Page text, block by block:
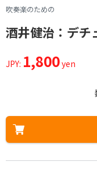
吹奏楽のための
酒井健治：デチ
JPY: 1,800yen